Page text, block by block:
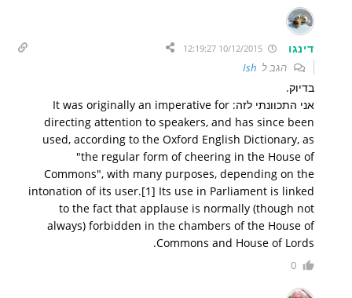
דינגו
הגב ל Ish
בדיוק.
אני התכוונתי לזה: It was originally an imperative for
directing attention to speakers, and has since been
used, according to the Oxford English Dictionary, as
"the regular form of cheering in the House of
Commons", with many purposes, depending on the
intonation of its user.[1] Its use in Parliament is linked
to the fact that applause is normally (though not
always) forbidden in the chambers of the House of
Commons and House of Lords.
0